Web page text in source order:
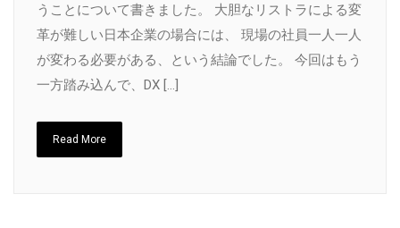
うことについて書きました。 大胆なリストラによる変
革が難しい日本企業の場合には、 現場の社員一人一人
が変わる必要がある、という結論でした。 今回はもう
一方踏み込んで、DX […]
Read More